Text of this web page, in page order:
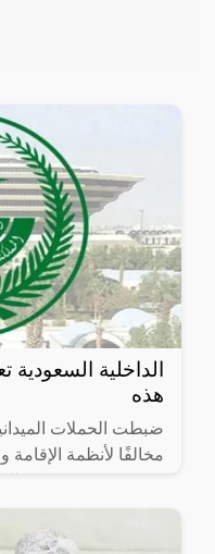
هذه
مخالفًا لأنظمة الإقامة